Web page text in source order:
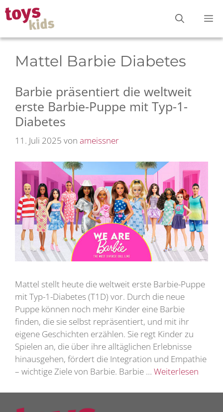
Zum
Inhalt
springen
Mattel Barbie Diabetes
Barbie präsentiert die weltweit
erste Barbie-Puppe mit Typ-1-
Diabetes
11. Juli 2025 von ameissner
Mattel stellt heute die weltweit erste Barbie-Puppe
mit Typ-1-Diabetes (T1D) vor. Durch die neue
Puppe können noch mehr Kinder eine Barbie
finden, die sie selbst repräsentiert, und mit ihr
eigene Geschichten erzählen. Sie regt Kinder zu
Spielen an, die über ihre alltäglichen Erlebnisse
hinausgehen, fördert die Integration und Empathie
– wichtige Ziele von Barbie. Barbie … Weiterlesen